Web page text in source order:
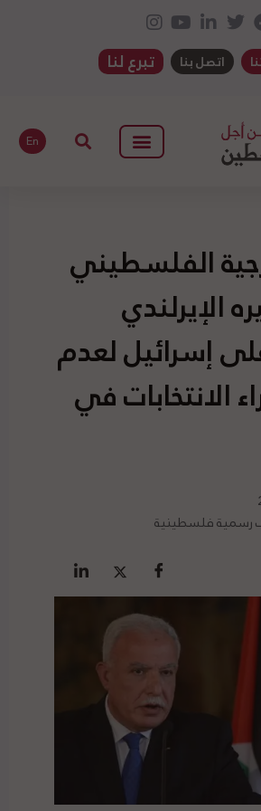
اتصل بنا تبرع لنا
En
الفلسطيني
الإيرلندي
إسرائيل لعدم
الانتخابات في
رسمية فلسطينية